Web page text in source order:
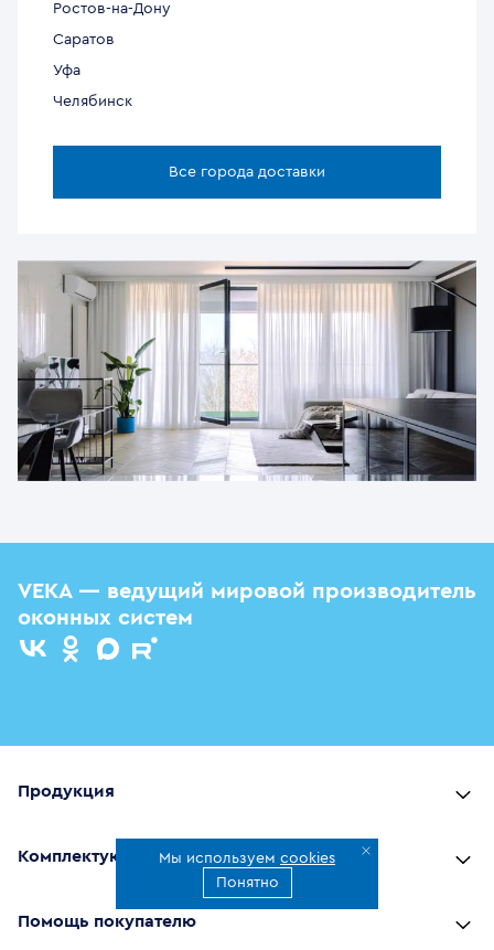
Ростов-на-Дону
Саратов
Уфа
Челябинск
Все города доставки
Мы используем cookies
Понятно
VEKA — ведущий мировой производитель
оконных систем
Продукция
Комплектующие
Помощь покупателю